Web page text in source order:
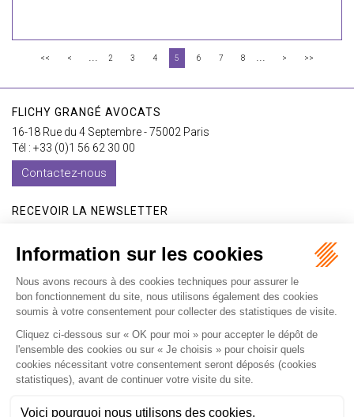
<< < ... 2 3 4 5 6 7 8 ... > >>
FLICHY GRANGÉ AVOCATS
16-18 Rue du 4 Septembre - 75002 Paris
Tél : +33 (0)1 56 62 30 00
Contactez-nous
RECEVOIR LA NEWSLETTER
Je m'inscris
Accueil Expertises Les formations International Avocats Cabinet Vidéos
Recrutement
Mentions légales
Politique de confidentialité